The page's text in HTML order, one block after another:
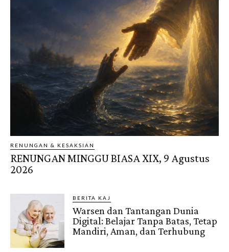
RENUNGAN & KESAKSIAN
RENUNGAN MINGGU BIASA XIX, 9 Agustus
2026
BERITA KAJ
Warsen dan Tantangan Dunia
Digital: Belajar Tanpa Batas, Tetap
Mandiri, Aman, dan Terhubung